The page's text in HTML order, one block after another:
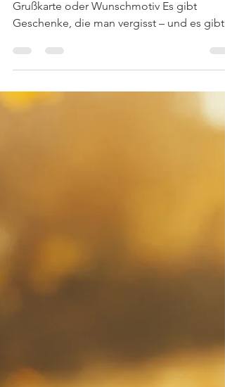
Handgemacht am Tegernsee · Mit Logo,
Grußkarte oder Wunschmotiv Es gibt
Geschenke, die man vergisst – und es gibt